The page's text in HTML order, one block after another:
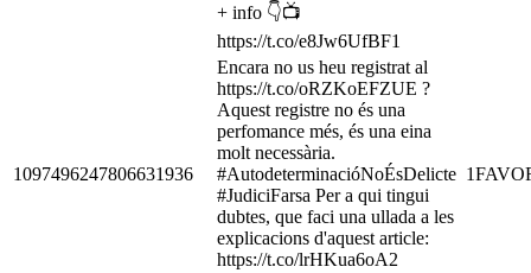
+ info 👇📺
https://t.co/e8Jw6UfBF1
1097496247806631936
Encara no us heu registrat al
https://t.co/oRZKoEFZUE ?
Aquest registre no és una
perfomance més, és una eina
molt necessària.
#AutodeterminacióNoÉsDelicte
#JudiciFarsa Per a qui tingui
dubtes, que faci una ullada a les
explicacions d'aquest article:
https://t.co/lrHKua6oA2
1